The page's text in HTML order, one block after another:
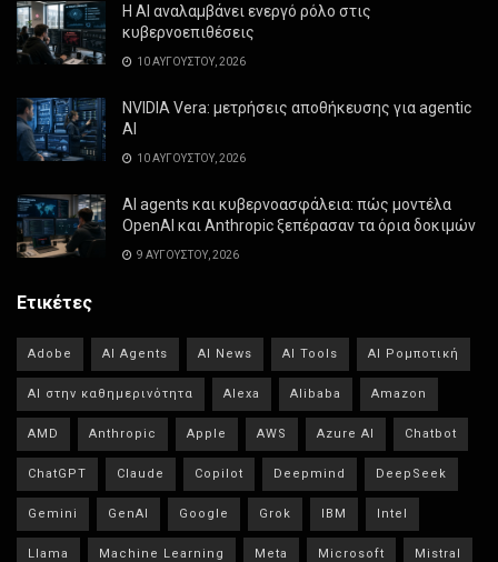
Η AI αναλαμβάνει ενεργό ρόλο στις
κυβερνοεπιθέσεις
10 ΑΥΓΟΎΣΤΟΥ, 2026
NVIDIA Vera: μετρήσεις αποθήκευσης για agentic
AI
10 ΑΥΓΟΎΣΤΟΥ, 2026
AI agents και κυβερνοασφάλεια: πώς μοντέλα
OpenAI και Anthropic ξεπέρασαν τα όρια δοκιμών
9 ΑΥΓΟΎΣΤΟΥ, 2026
Ετικέτες
Adobe AI Agents AI News AI Tools AI Ρομποτική
AI στην καθημερινότητα Alexa Alibaba Amazon
AMD Anthropic Apple AWS Azure AI Chatbot
ChatGPT Claude Copilot Deepmind DeepSeek
Gemini GenAI Google Grok IBM Intel
Llama Machine Learning Meta Microsoft Mistral